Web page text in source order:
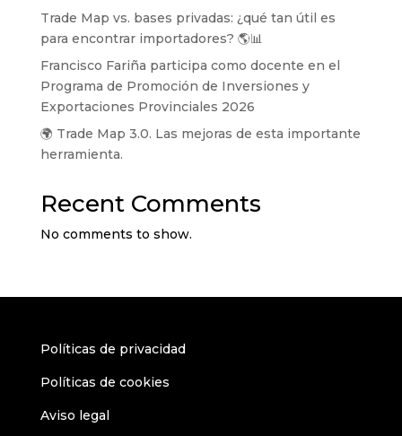
Trade Map vs. bases privadas: ¿qué tan útil es
para encontrar importadores? 🌎📊
Francisco Fariña participa como docente en el
Programa de Promoción de Inversiones y
Exportaciones Provinciales 2026
🌍 Trade Map 3.0. Las mejoras de esta importante
herramienta.
Recent Comments
No comments to show.
Políticas de privacidad
Políticas de cookies
Aviso legal